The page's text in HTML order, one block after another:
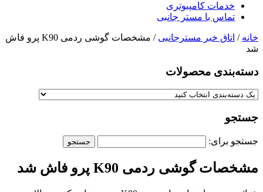
خدمات کامپیوتری
تماس با مستر جانبی
خانه / اتاق خبر مسترجانبی
/ مشخصات گوشی ردمی K90 پرو فاش
شد
دسته‌بندی‌ محصولات
جستجو
جستجو برای:
مشخصات گوشی ردمی K90 پرو فاش شد